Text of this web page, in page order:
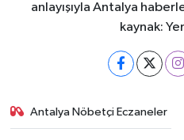
anlayışıyla Antalya
kaynak:
Antalya Nöbetçi Eczaneler